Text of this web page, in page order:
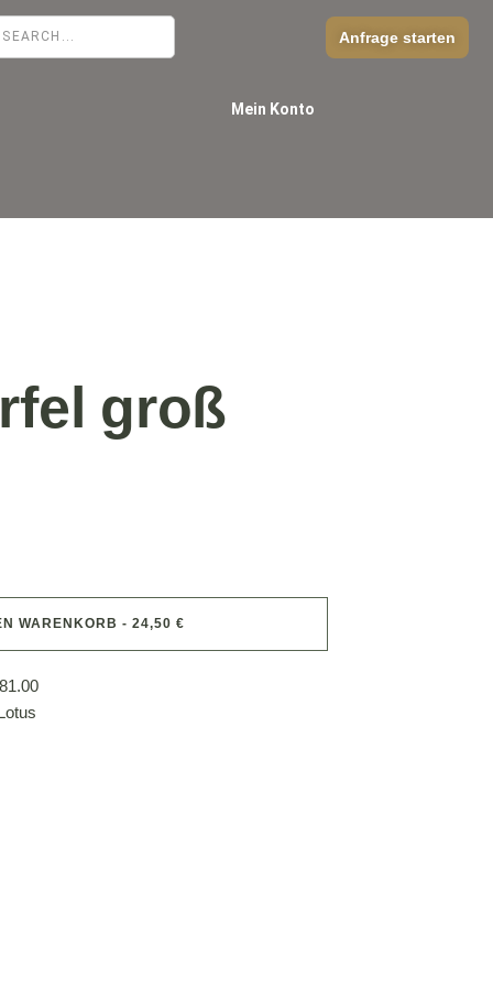
Mein Konto
Anfrage starten
groß
WARENKORB - 24,50 €